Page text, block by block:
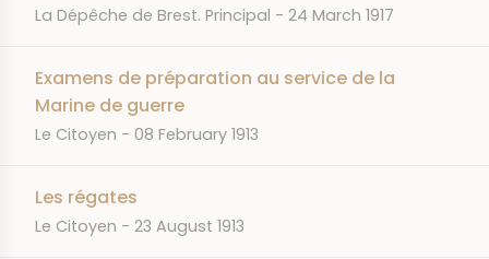
JOURNAL
La Dépêche de Brest. Principal DATE
24 March 1917
Examens de préparation au service de la
Marine de guerre
JOURNAL
Le Citoyen DATE
08 February 1913
Les régates
JOURNAL
Le Citoyen DATE
23 August 1913